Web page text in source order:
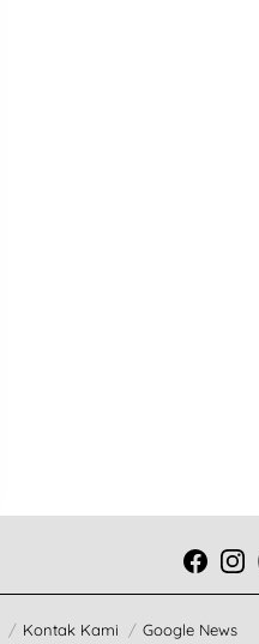
Kontak Kami Google News